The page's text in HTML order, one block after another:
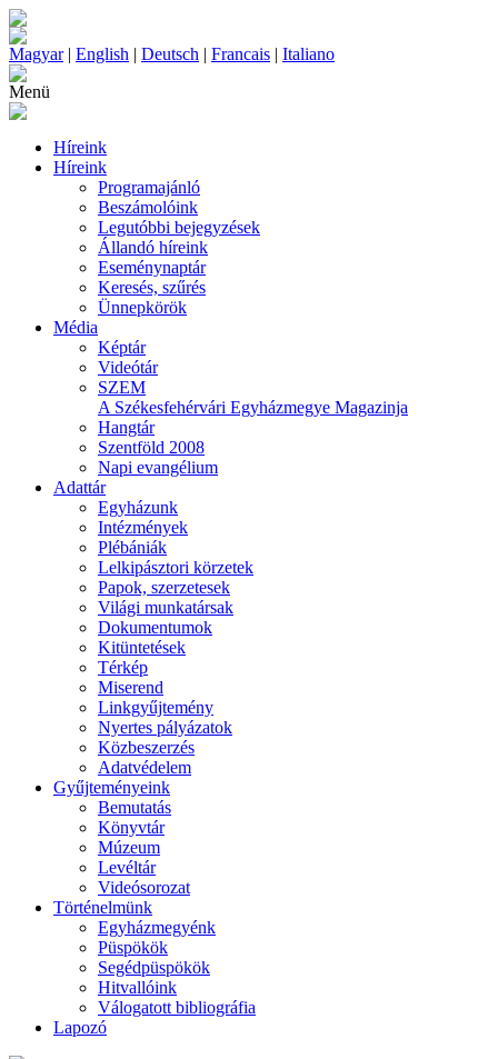
Magyar| English | Deutsch | Francais | Italiano
Menü
Híreink
Híreink
Programajánló
Beszámolóink
Legutóbbi bejegyzések
Állandó híreink
Eseménynaptár
Keresés, szűrés
Ünnepkörök
Média
Képtár
Videótár
SZEM
A Székesfehérvári Egyházmegye Magazinja
Hangtár
Szentföld 2008
Napi evangélium
Adattár
Egyházunk
Intézmények
Plébániák
Lelkipásztori körzetek
Papok, szerzetesek
Világi munkatársak
Dokumentumok
Kitüntetések
Térkép
Miserend
Linkgyűjtemény
Nyertes pályázatok
Közbeszerzés
Adatvédelem
Gyűjteményeink
Bemutatás
Könyvtár
Múzeum
Levéltár
Videósorozat
Történelmünk
Egyházmegyénk
Püspökök
Segédpüspökök
Hitvallóink
Válogatott bibliográfia
Lapozó